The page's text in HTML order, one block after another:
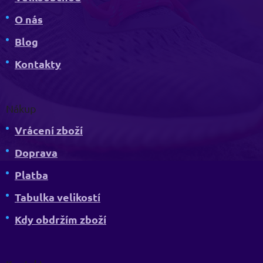
O nás
Blog
Kontakty
Nákup
Vrácení zboží
Doprava
Platba
Tabulka velikostí
Kdy obdržím zboží